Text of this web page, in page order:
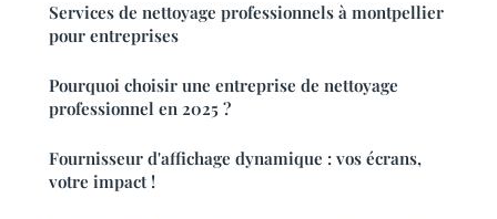
Services de nettoyage professionnels à montpellier
pour entreprises
Pourquoi choisir une entreprise de nettoyage
professionnel en 2025 ?
Fournisseur d'affichage dynamique : vos écrans,
votre impact !